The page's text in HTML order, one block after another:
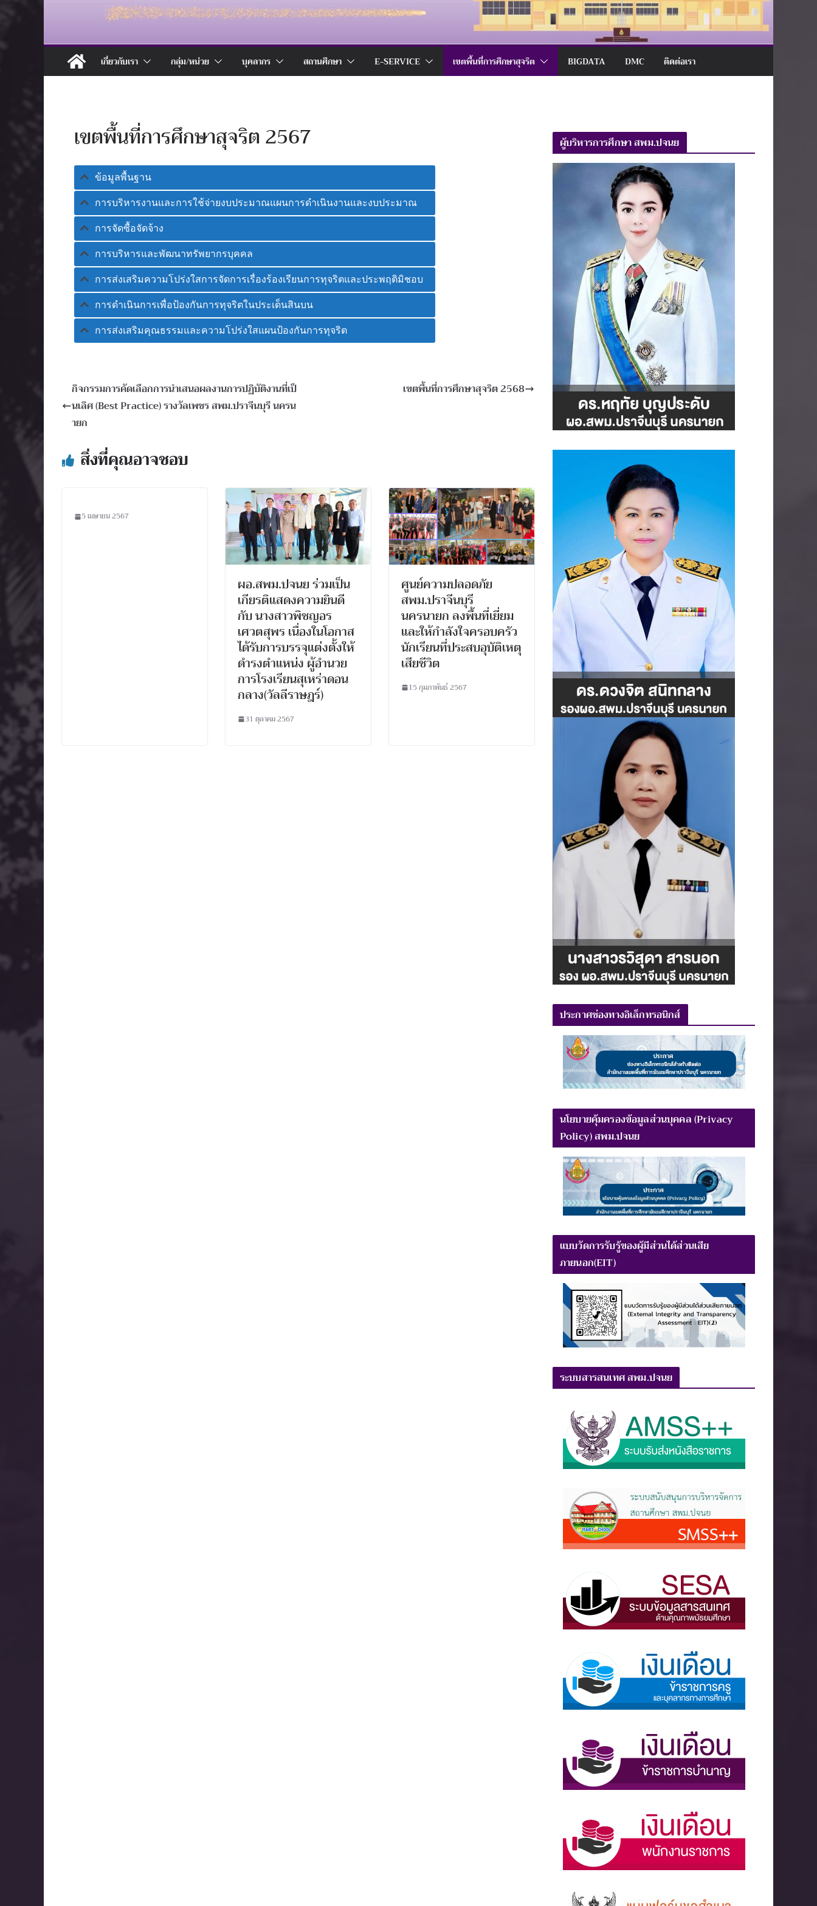
เกี่ยวกับเรา กลุ่ม/หน่วย บุคลากร สถานศึกษา E-SERVICE เขตพื้นที่การศึกษาสุจริต BIGDATA DMC ติดต่อเรา
เขตพื้นที่การศึกษาสุจริต 2567
ข้อมูลพื้นฐาน
การบริหารงานและการใช้จ่ายงบประมาณแผนการดําเนินงานและงบประมาณ
การจัดซื้อจัดจ้าง
การบริหารและพัฒนาทรัพยากรบุคคล
การส่งเสริมความโปร่งใสการจัดการเรื่องร้องเรียนการทุจริตและประพฤติมิชอบ
การดําเนินการเพื่อป้องกันการทุจริตในประเด็นสินบน
การส่งเสริมคุณธรรมและความโปร่งใสแผนป้องกันการทุจริต
กิจกรรมการคัดเลือกการนำเสนอผลงานการปฏิบัติงานที่เป็
นเลิศ (Best Practice) รางวัลเพชร สพม.ปราจีนบุรี นครน
ายก
เขตพื้นที่การศึกษาสุจริต 2568
สิ่งที่คุณอาจชอบ
5 เมษายน 2567
ผอ.สพม.ปจนย ร่วมเป็น
เกียรติแสดงความยินดี
กับ นางสาวพิชญอร
เศวตสุพร เนื่องในโอกาส
ได้รับการบรรจุแต่งตั้งให้
ดำรงตำแหน่ง ผู้อำนวย
การโรงเรียนสุเหร่าดอน
กลาง(วัลลีราษฎร์)
31 ตุลาคม 2567
ศูนย์ความปลอดภัย
สพม.ปราจีนบุรี
นครนายก ลงพื้นที่เยี่ยม
และให้กำลังใจครอบครัว
นักเรียนที่ประสบอุบัติเหตุ
เสียชีวิต
15 กุมภาพันธ์ 2567
ผู้บริหารการศึกษา สพม.ปจนย
ประกาศช่องทางอิเล็กทรอนิกส์
นโยบายคุ้มครองข้อมูลส่วนบุคคล (Privacy
Policy) สพม.ปจนย
แบบวัดการรับรู้ของผู้มีส่วนได้ส่วนเสีย
ภายนอก(EIT)
ระบบสารสนเทศ สพม.ปจนย